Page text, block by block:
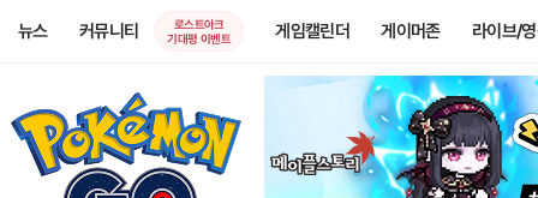
뉴스 커뮤니티
로스트아크
기대평 이벤트
게임캘린더 게이머존 라이브/